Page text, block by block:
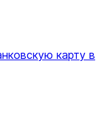
карту в